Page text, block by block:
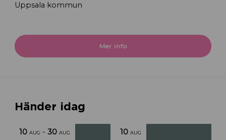
Uppsala kommun
Mer info
Händer idag
10 AUG -30 AUG 10 AUG